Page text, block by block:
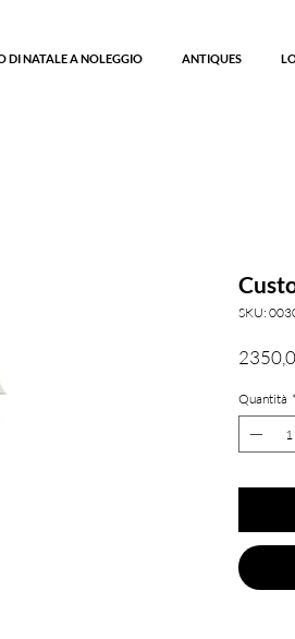
DI NATALE A NOLEGGIO ANTIQUES
SKU:
Quantità *